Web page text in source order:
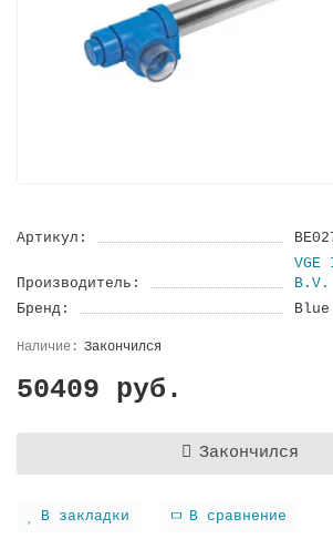
Артикул:
Производитель:
B.V.
Бренд:
Закончился
50409 руб.
Закончился
В закладки В сравнение